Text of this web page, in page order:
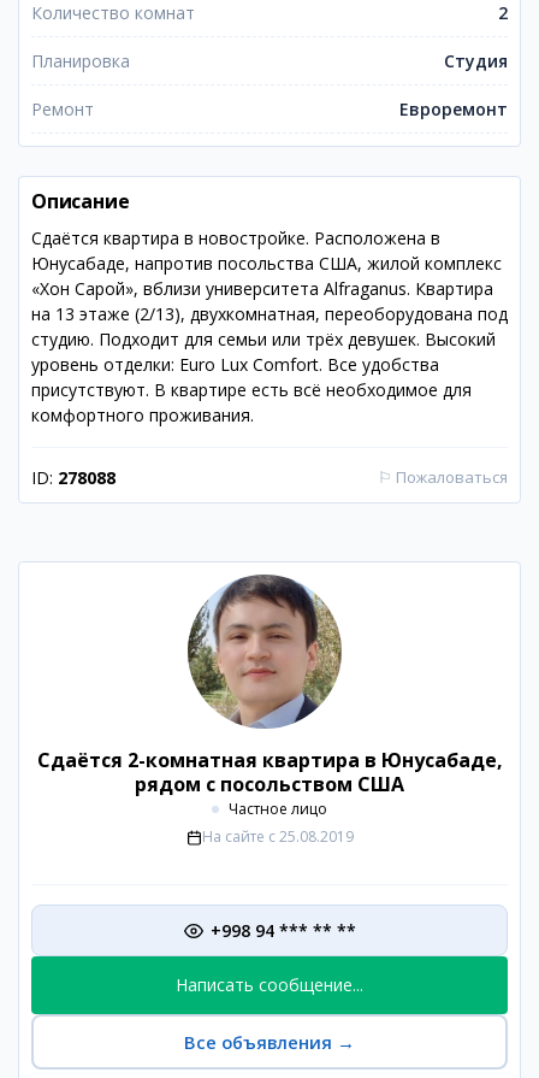
Количество комнат 2
Планировка Студия
Ремонт Евроремонт
Описание
Сдаётся квартира в новостройке. Расположена в
Юнусабаде, напротив посольства США, жилой комплекс
«Хон Сарой», вблизи университета Alfraganus. Квартира
на 13 этаже (2/13), двухкомнатная, переоборудована под
студию. Подходит для семьи или трёх девушек. Высокий
уровень отделки: Euro Lux Comfort. Все удобства
присутствуют. В квартире есть всё необходимое для
комфортного проживания.
ID: 278088 ⚐ Пожаловаться
Сдаётся 2-комнатная квартира в Юнусабаде,
рядом с посольством США
Частное лицо
На сайте с 25.08.2019
+998 94 *** ** **
Написать сообщение...
Все объявления →